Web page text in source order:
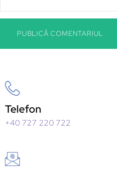
Telefon
+40 727 220 722